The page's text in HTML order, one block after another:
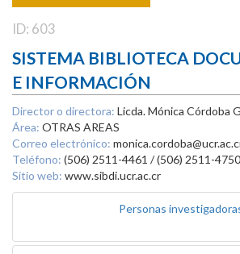
ID: 603
SISTEMA BIBLIOTECA
E INFORMACIÓN
Director o directora: Licda. Mónica Córdoba
Área: OTRAS AREAS
Correo electrónico:
Teléfono: (506) 2511-4461 / (506) 2511-4750
Sitio web: www.sibdi.ucr.ac.cr
Personas